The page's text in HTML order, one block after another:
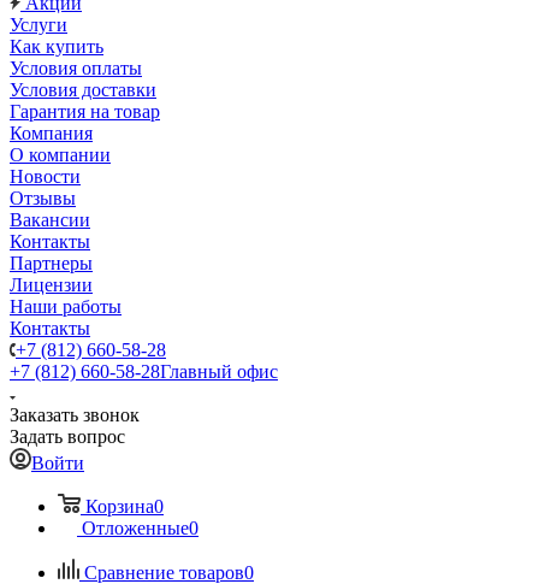
Услуги
Как купить
Условия оплаты
Условия доставки
Гарантия на товар
Компания
О компании
Новости
Отзывы
Вакансии
Контакты
Партнеры
Лицензии
Наши работы
Контакты
+7 (812) 660-58-28
+7 (812) 660-58-28Главный офис
Заказать звонок
Задать вопрос
Войти
Корзина0
Отложенные0
Сравнение товаров0